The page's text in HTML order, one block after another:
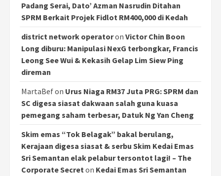
Padang Serai, Dato’ Azman Nasrudin Ditahan
SPRM Berkait Projek Fidlot RM400,000 di Kedah
district network operatoron Victor Chin Boon
Long diburu: Manipulasi NexG terbongkar, Francis
Leong See Wui & Kekasih Gelap Lim Siew Ping
direman
MartaBefon Urus Niaga RM37 Juta PRG: SPRM dan
SC digesa siasat dakwaan salah guna kuasa
pemegang saham terbesar, Datuk Ng Yan Cheng
Skim emas “Tok Belagak” bakal berulang,
Kerajaan digesa siasat & serbu Skim Kedai Emas
Sri Semantan elak pelabur tersontot lagi! – The
Corporate Secreton Kedai Emas Sri Semantan